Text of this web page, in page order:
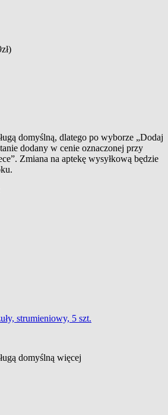
)
domyślną, dlatego po wyborze „Dodaj
dodany w cenie oznaczonej przy
Zmiana na aptekę wysyłkową będzie
strumieniowy, 5 szt.
domyślną więcej